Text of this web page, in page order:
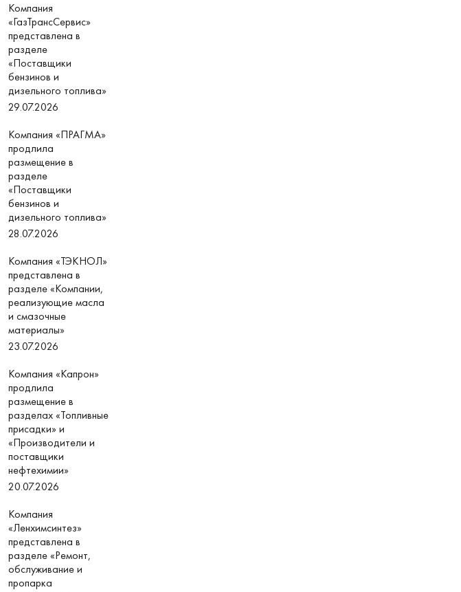
Компания
«ГазТрансСервис»
представлена в
разделе
«Поставщики
бензинов и
дизельного топлива»
29.07.2026
Компания «ПРАГМА»
продлила
размещение в
разделе
«Поставщики
бензинов и
дизельного топлива»
28.07.2026
Компания «ТЭКНОЛ»
представлена в
разделе «Компании,
реализующие масла
и смазочные
материалы»
23.07.2026
Компания «Капрон»
продлила
размещение в
разделах «Топливные
присадки» и
«Производители и
поставщики
нефтехимии»
20.07.2026
Компания
«Ленхимсинтез»
представлена в
разделе «Ремонт,
обслуживание и
пропарка